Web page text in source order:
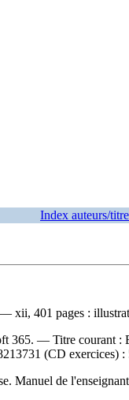
Index auteurs/
xii, 401 pages :
365. — Titre courant :
(CD exercices) :
Manuel de